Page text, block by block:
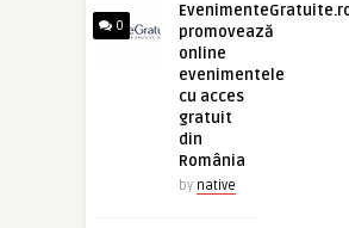
0
promovează
online
evenimentele
cu acces
gratuit
din
România
by native